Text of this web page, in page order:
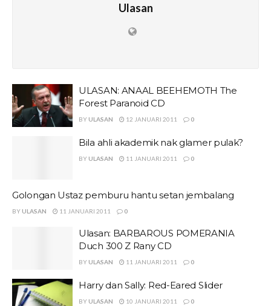
Ulasan
ULASAN: ANAAL BEEHEMOTH The
Forest Paranoid CD
BY ULASAN 12 JANUARI 2011 0
Bila ahli akademik nak glamer pulak?
BY ULASAN 11 JANUARI 2011 0
Golongan Ustaz pemburu hantu setan jembalang
BY ULASAN 11 JANUARI 2011 0
Ulasan: BARBAROUS POMERANIA
Duch 300 Z Rany CD
BY ULASAN 11 JANUARI 2011 0
Harry dan Sally: Red-Eared Slider
BY ULASAN 10 JANUARI 2011 0